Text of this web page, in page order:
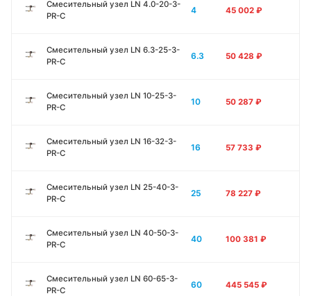
Смесительный узел LN 4.0-20-3-
PR-C
4 45 002 ₽
Смесительный узел LN 6.3-25-3-
PR-C
6.3 50 428 ₽
Смесительный узел LN 10-25-3-
PR-C
10 50 287 ₽
Смесительный узел LN 16-32-3-
PR-C
16 57 733 ₽
Смесительный узел LN 25-40-3-
PR-C
25 78 227 ₽
Смесительный узел LN 40-50-3-
PR-C
40 100 381 ₽
Смесительный узел LN 60-65-3-
PR-C
60 445 545 ₽